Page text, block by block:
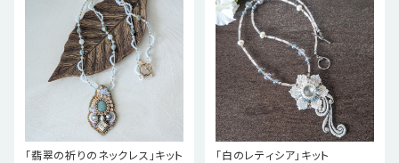
「翡翠の祈りのネックレス」キット 「白のレティシア」キット